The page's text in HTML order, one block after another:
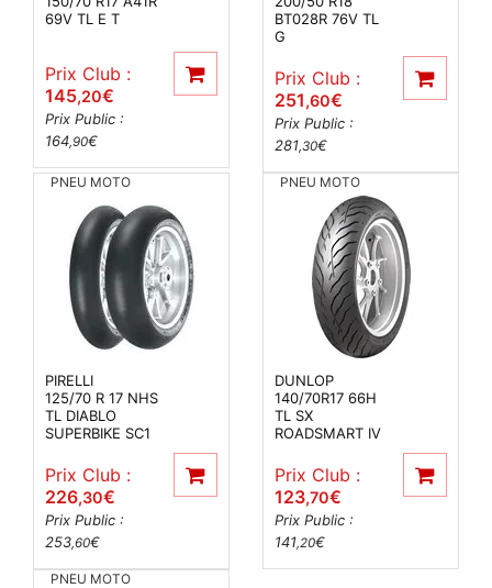
69V TL E T
Prix Club :
145,20€
Prix Public :
164,90€
BT028R 76V TL
G
Prix Club :
251,60€
Prix Public :
281,30€
PNEU MOTO
PIRELLI
125/70 R 17 NHS
TL DIABLO
SUPERBIKE SC1
Prix Club :
226,30€
Prix Public :
253,60€
PNEU MOTO
DUNLOP
140/70R17 66H
TL SX
ROADSMART IV
Prix Club :
123,70€
Prix Public :
141,20€
PNEU MOTO